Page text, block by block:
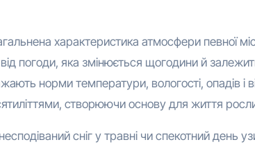
характеристика атмосфери певної
погоди, яка змінюється щогодини й
норми температури, вологості, опадів
створюючи основу для життя
сніг у травні чи спекотний день